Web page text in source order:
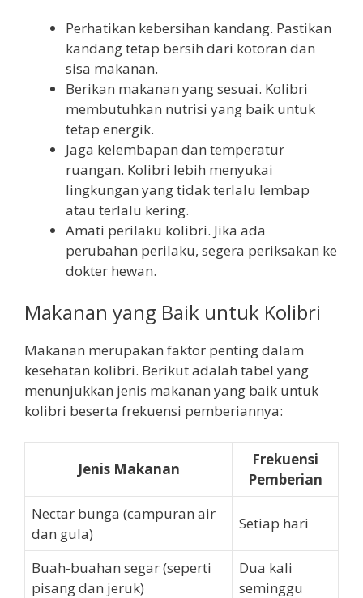
Perhatikan kebersihan kandang. Pastikan
kandang tetap bersih dari kotoran dan
sisa makanan.
Berikan makanan yang sesuai. Kolibri
membutuhkan nutrisi yang baik untuk
tetap energik.
Jaga kelembapan dan temperatur
ruangan. Kolibri lebih menyukai
lingkungan yang tidak terlalu lembap
atau terlalu kering.
Amati perilaku kolibri. Jika ada
perubahan perilaku, segera periksakan ke
dokter hewan.
Makanan yang Baik untuk Kolibri
Makanan merupakan faktor penting dalam
kesehatan kolibri. Berikut adalah tabel yang
menunjukkan jenis makanan yang baik untuk
kolibri beserta frekuensi pemberiannya:
Jenis Makanan
Frekuensi
Pemberian
Nectar bunga (campuran air
dan gula)
Setiap hari
Buah-buahan segar (seperti
pisang dan jeruk)
Dua kali
seminggu